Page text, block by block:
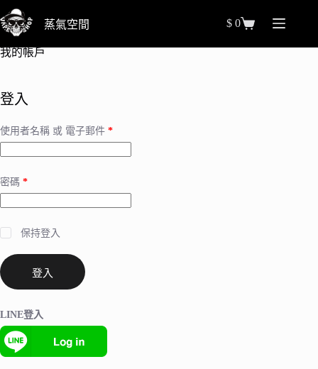
跳
至
要
容
蒸氣空間
物
$ 0
我的帳戶
登入
使用者名稱 或 電子郵件 *
密碼 *
保持登入
登入
LINE登入